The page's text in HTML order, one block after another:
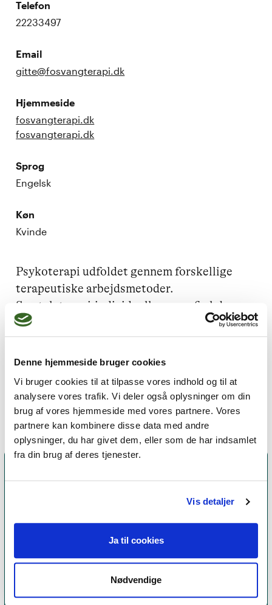
Denne hjemmeside bruger cookies
Vi bruger cookies til at tilpasse vores indhold og til at
analysere vores trafik. Vi deler også oplysninger om din
brug af vores hjemmeside med vores partnere. Vores
partnere kan kombinere disse data med andre
oplysninger, du har givet dem, eller som de har indsamlet
fra din brug af deres tjenester.
Vis detaljer
Ja til cookies
Nødvendige
Telefon
22233497
Email
gitte@fosvangterapi.dk
Hjemmeside
fosvangterapi.dk
fosvangterapi.dk
Sprog
Engelsk
Køn
Kvinde
Psykoterapi udfoldet gennem forskellige
terapeutiske arbejdsmetoder.
Samtaleterapi,individuelle og parforløb -
gruppeterapeutiske forløb med kvinder,
familieterapi samt meditationsgrupper.
Parterapi, Imago og EFT - kommunikations
Stresscoach